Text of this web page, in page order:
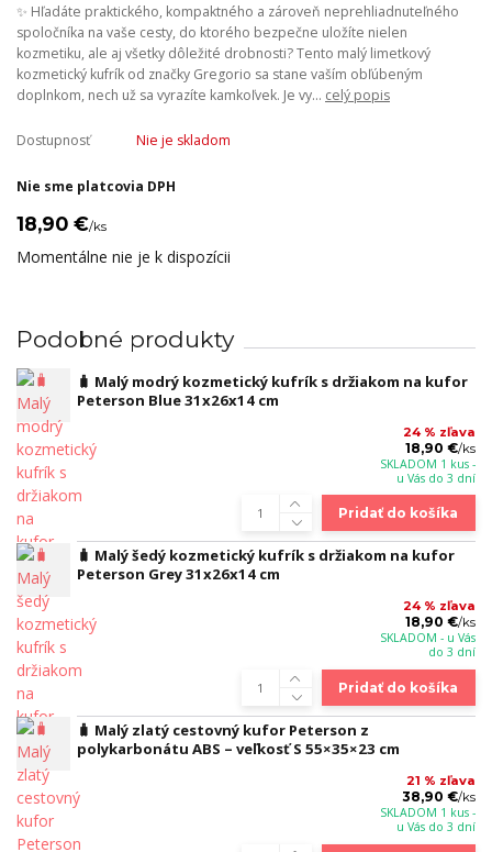
✨ Hľadáte praktického, kompaktného a zároveň neprehliadnuteľného
spoločníka na vaše cesty, do ktorého bezpečne uložíte nielen
kozmetiku, ale aj všetky dôležité drobnosti? Tento malý limetkový
kozmetický kufrík od značky Gregorio sa stane vaším obľúbeným
doplnkom, nech už sa vyrazíte kamkoľvek. Je vy... celý popis
Dostupnosť Nie je skladom
Nie sme platcovia DPH
18,90 €/ks
Momentálne nie je k dispozícii
Podobné produkty
🧳 Malý modrý kozmetický kufrík s držiakom na kufor
Peterson Blue 31x26x14 cm
24 % zľava
18,90 €/ks
SKLADOM 1 kus -
u Vás do 3 dní
Pridať do košíka
🧳 Malý šedý kozmetický kufrík s držiakom na kufor
Peterson Grey 31x26x14 cm
24 % zľava
18,90 €/ks
SKLADOM - u Vás
do 3 dní
Pridať do košíka
🧳 Malý zlatý cestovný kufor Peterson z
polykarbonátu ABS – veľkosť S 55×35×23 cm
21 % zľava
38,90 €/ks
SKLADOM 1 kus -
u Vás do 3 dní